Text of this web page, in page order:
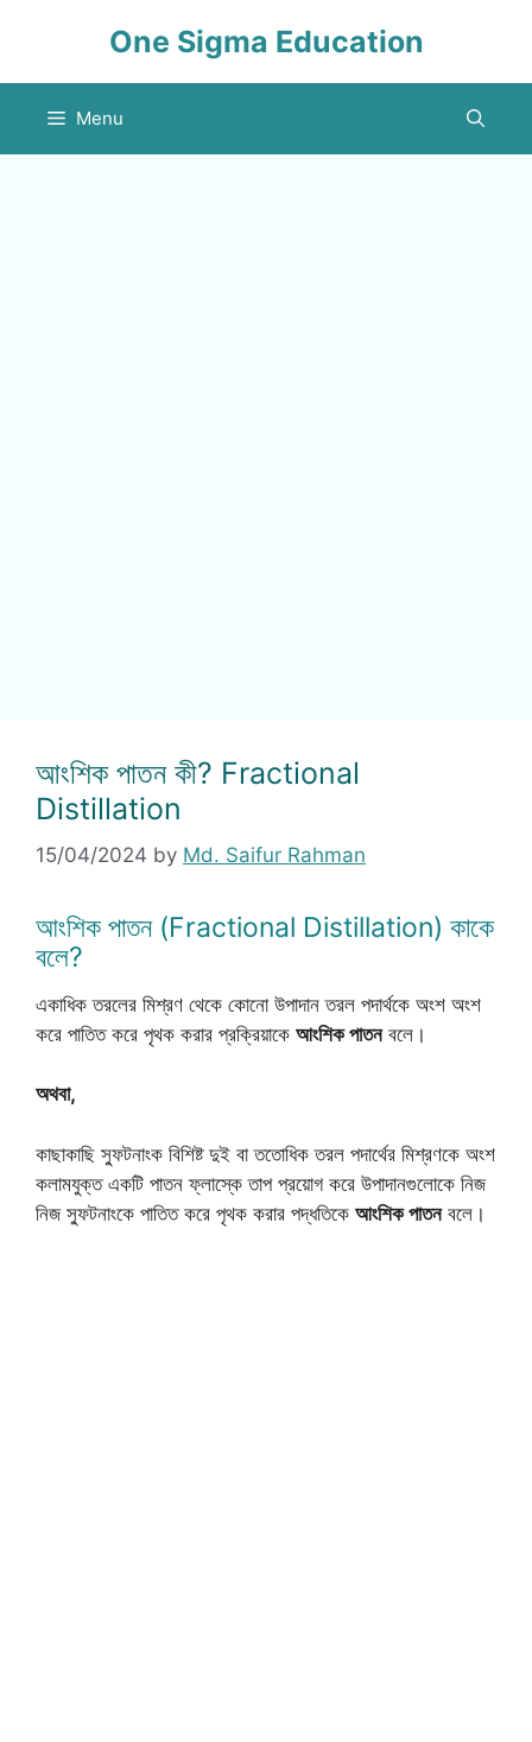
One Sigma Education
Menu
আংশিক পাতন কী? Fractional
Distillation
15/04/2024 by Md. Saifur Rahman
আংশিক পাতন (Fractional Distillation) কাকে
বলে?
একাধিক তরলের মিশ্রণ থেকে কোনো উপাদান তরল পদার্থকে অংশ অংশ
করে পাতিত করে পৃথক করার প্রক্রিয়াকে আংশিক পাতনবলে।
অথবা,
কাছাকাছি স্ফুটনাংক বিশিষ্ট দুই বা ততোধিক তরল পদার্থের মিশ্রণকে অংশ
কলামযুক্ত একটি পাতন ফ্লাস্কে তাপ প্রয়োগ করে উপাদানগুলোকে নিজ
নিজ স্ফুটনাংকে পাতিত করে পৃথক করার পদ্ধতিকে আংশিক পাতনবলে।